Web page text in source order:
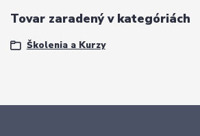
Tovar zaradený v kategóriách
Školenia a Kurzy